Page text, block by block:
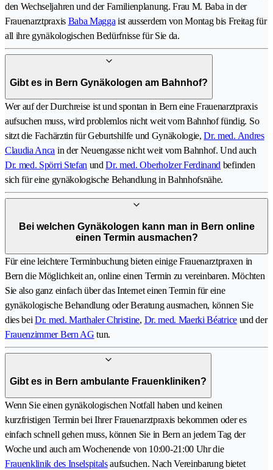
den Wechseljahren und der Familienplanung. Frau M. Baba in der
Frauenarztpraxis Baba Magga ist ausserdem von Montag bis Freitag für
all ihre gynäkologischen Bedürfnisse für Sie da.
Gibt es in Bern Gynäkologen am Bahnhof?
Wer auf der Durchreise ist und spontan in Bern eine Frauenarztpraxis
aufsuchen muss, wird problemlos nicht weit vom Bahnhof fündig. So
sitzt die Fachärztin für Geburtshilfe und Gynäkologie,Dr. med. Andres
Claudia Anca in der Neuengasse nicht weit vom Bahnhof. Und auch
Dr. med. Spörri Stefan undDr. med. Oberholzer Ferdinand befinden
sich für eine gynäkologische Behandlung in Bahnhofsnähe.
Bei welchen Gynäkologen kann man in Bern online
einen Termin ausmachen?
Für eine leichtere Terminbuchung bieten einige Frauenarztpraxen in
Bern die Möglichkeit an, online einen Termin zu vereinbaren. Möchten
Sie also ganz einfach über das Internet einen Termin für eine
gynäkologische Behandlung oder Beratung ausmachen, können Sie
dies beiDr. med. Marthaler Christine, Dr. med. Maerki Béatriceund der
Frauenzimmer Bern AG tun.
Gibt es in Bern ambulante Frauenkliniken?
Wenn Sie einen gynäkologischen Notfall haben und keinen
kurzfristigen Termin bei Ihrer Frauenarztpraxis bekommen oder es
einfach schnell gehen muss, können Sie in Bern an jedem Tag der
Woche und auch am Wochenende von 10:00-21:00 Uhr die
Frauenklinik des Inselspitalsaufsuchen. Nach Vereinbarung bietet